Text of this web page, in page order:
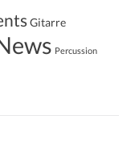
Gitarre
Percussion